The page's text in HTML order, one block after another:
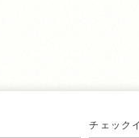
チェック